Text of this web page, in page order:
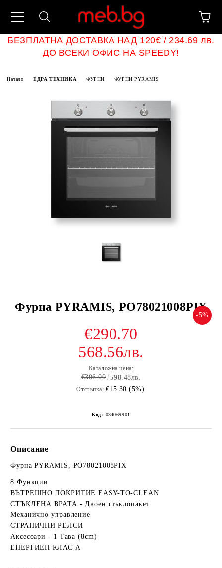
БЕЗПЛАТНА ДОСТАВКА НАД 120€ / 234.69 лв.
ДО ВСЕКИ ОФИС НА SPEEDY!
Начало ЕДРА ТЕХНИКА ФУРНИ ФУРНИ PYRAMIS
Фурна PYRAMIS, PO78021008PIX
-5%
€290.70
568.56лв.
Каталожна цена:
€306.00 598.48лв.
Отстъпка: €15.30 (5%)
Код: 034069901
Описание
Фурна PYRAMIS, PO78021008PIX
8 Функции
ВЪТРЕШНО ПОКРИТИЕ EASY-TO-CLEAN
СТЪКЛЕНА ВРАТА - Двоен стъклопакет
Механично управление
СТРАНИЧНИ РЕЛСИ
Аксесоари - 1 Тава (8cm)
ЕНЕРГИЕН КЛАС A